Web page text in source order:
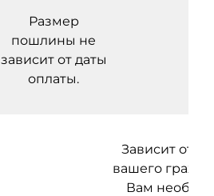
Размер
пошлины не
зависит от даты
оплаты.
Зависит от
вашего
Вам